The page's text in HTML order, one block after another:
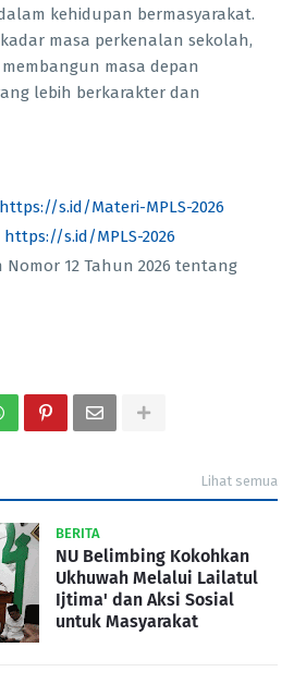
kehidupan bermasyarakat.
masa perkenalan sekolah,
masa depan
lebih berkarakter dan
https://s.id/Materi-MPLS-2026
https://s.id/MPLS-2026
Nomor 12 Tahun 2026 tentang
Lihat semua
BERITA
NU Belimbing Kokohkan
Ukhuwah Melalui Lailatul
Ijtima' dan Aksi Sosial
untuk Masyarakat